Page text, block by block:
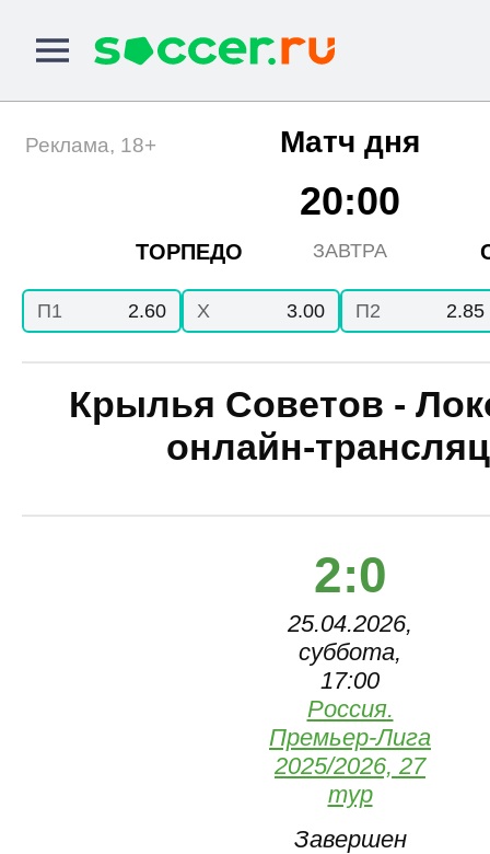
Матч дня
ТОРПЕДО
20:00
ЗАВТРА
Реклама, 18+
П1 2.60 X 3.00 П2 2.85
Крылья Советов -
онлайн-
2:0
25.04.2026,
суббота,
17:00
Россия.
Премьер-Лига
2025/2026, 27
тур
Завершен